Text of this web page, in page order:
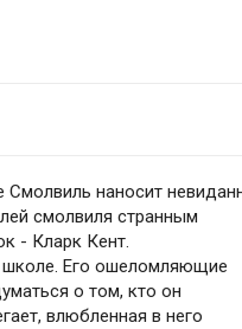
Смолвиль наносит
смолвиля странным
- Кларк Кент.
школе. Его ошеломляющие
о том, кто он
влюбленная в него